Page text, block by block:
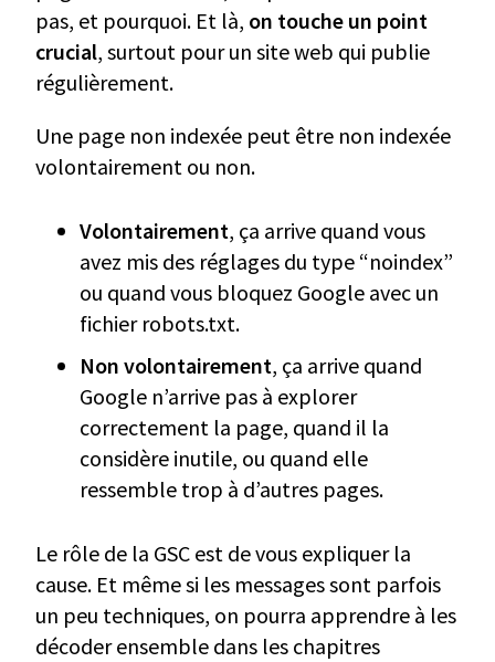
pas, et pourquoi. Et là, on touche un point
crucial, surtout pour un site web qui publie
régulièrement.
Une page non indexée peut être non indexée
volontairement ou non.
Volontairement, ça arrive quand vous
avez mis des réglages du type “noindex”
ou quand vous bloquez Google avec un
fichier robots.txt.
Non volontairement, ça arrive quand
Google n’arrive pas à explorer
correctement la page, quand il la
considère inutile, ou quand elle
ressemble trop à d’autres pages.
Le rôle de la GSC est de vous expliquer la
cause. Et même si les messages sont parfois
un peu techniques, on pourra apprendre à les
décoder ensemble dans les chapitres